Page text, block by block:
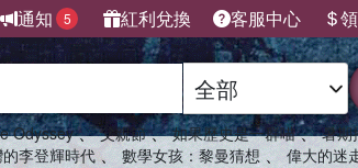
通知 5 紅利兌換 客服中心
Odyssey 、 父親節 、 如果歷史是一群喵 、 暑期
的李登輝時代 、 數學女孩：黎曼猜想 、 偉大的迷